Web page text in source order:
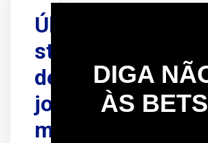
Últimos
stories
de
jovem
morta
DIGA
ÀS BETS